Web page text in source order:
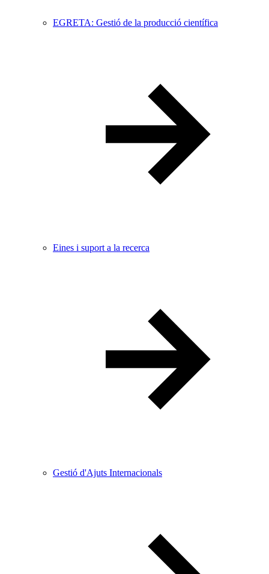
EGRETA: Gestió de la producció científica
Eines i suport a la recerca
Gestió d'Ajuts Internacionals